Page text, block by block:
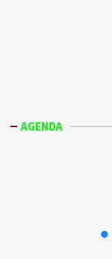
AGENDA